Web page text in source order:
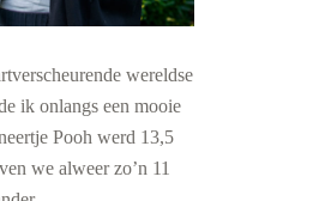
wereldse
ik onlangs een mooie
Pooh werd 13,5
we alweer zo’n 11